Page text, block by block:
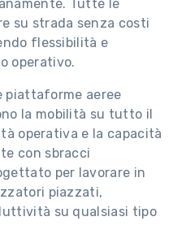
Tutte le
su strada senza costi
flessibilità e
operativo.
piattaforme aeree
la mobilità su tutto il
operativa e la capacità
con sbracci
per lavorare in
piazzati,
su qualsiasi tipo